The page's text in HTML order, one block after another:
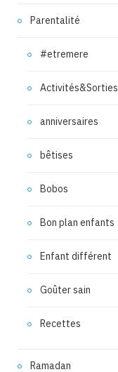
Parentalité
#etremere
Activités&Sorties
anniversaires
bêtises
Bobos
Bon plan enfants
Enfant différent
Goûter sain
Recettes
Ramadan